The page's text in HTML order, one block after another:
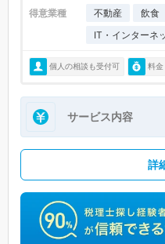
得意業種 不動産 飲食
IT・インターネ
個人の相談も受付可 料金
サービス内容
詳